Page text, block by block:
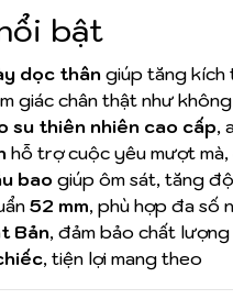
bật
dọc thân giúp tăng kích
giác chân thật như
su thiên nhiên cao cấp,
hỗ trợ cuộc yêu mượt mà,
bao giúp ôm sát, tăng
52 mm, phù hợp đa số
Bản, đảm bảo chất lượng
, tiện lợi mang theo